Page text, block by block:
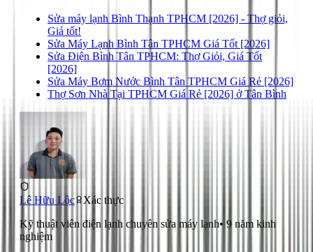
Sửa máy lạnh Bình Thạnh TPHCM [2026] - Thợ giỏi,
Giá tốt!
Sửa Máy Lạnh Bình Tân TPHCM Giá Tốt [2026]
Sửa Điện Bình Tân TPHCM: Thợ Giỏi, Giá Tốt
[2026]
Sửa Máy Bơm Nước Bình Tân TPHCM Giá Rẻ [2026]
Thợ Sơn Nhà Tại TPHCM Giá Rẻ [2026] ở Tân Bình
Lê Hữu Lộc
Xác thực
Kỹ thuật viên điện lạnh chuyên sửa máy lạnh• 9 năm kinh
nghiệm